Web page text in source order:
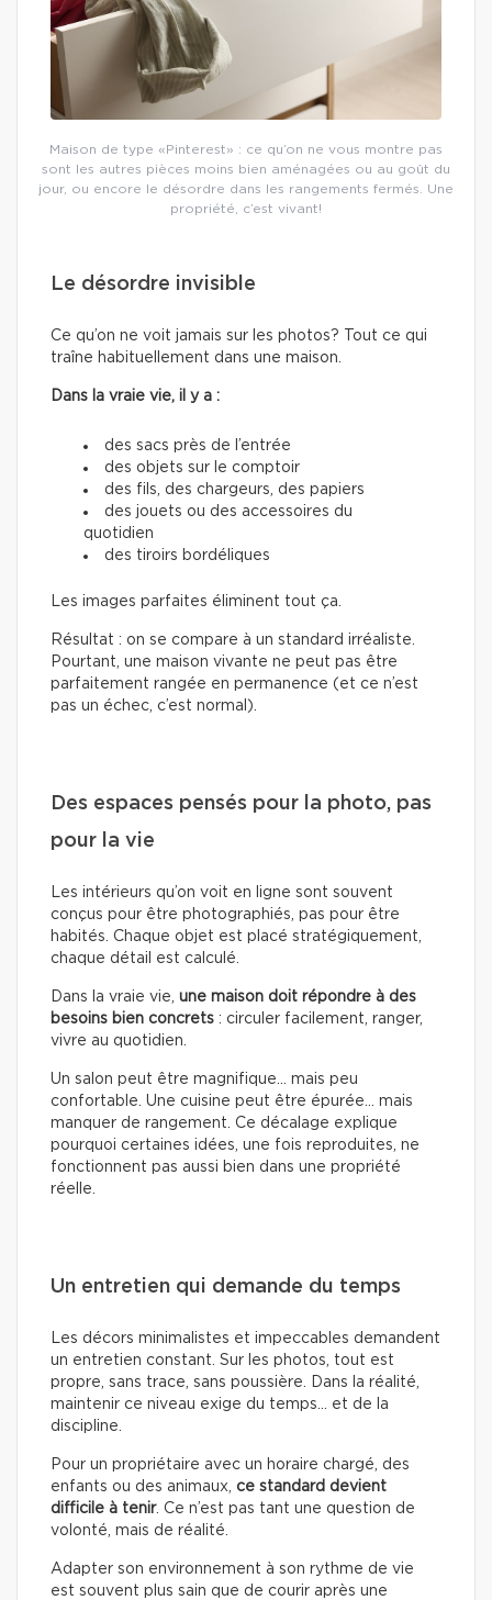
Maison de type «Pinterest» : ce qu’on ne vous montre pas
sont les autres pièces moins bien aménagées ou au goût du
jour, ou encore le désordre dans les rangements fermés. Une
propriété, c’est vivant!
Le désordre invisible
Ce qu’on ne voit jamais sur les photos? Tout ce qui
traîne habituellement dans une maison.
Dans la vraie vie, il y a :
des sacs près de l’entrée
des objets sur le comptoir
des fils, des chargeurs, des papiers
des jouets ou des accessoires du
quotidien
des tiroirs bordéliques
Les images parfaites éliminent tout ça.
Résultat : on se compare à un standard irréaliste.
Pourtant, une maison vivante ne peut pas être
parfaitement rangée en permanence (et ce n’est
pas un échec, c’est normal).
Des espaces pensés pour la photo, pas
pour la vie
Les intérieurs qu’on voit en ligne sont souvent
conçus pour être photographiés, pas pour être
habités. Chaque objet est placé stratégiquement,
chaque détail est calculé.
Dans la vraie vie, une maison doit répondre à des
besoins bien concrets : circuler facilement, ranger,
vivre au quotidien.
Un salon peut être magnifique… mais peu
confortable. Une cuisine peut être épurée… mais
manquer de rangement. Ce décalage explique
pourquoi certaines idées, une fois reproduites, ne
fonctionnent pas aussi bien dans une propriété
réelle.
Un entretien qui demande du temps
Les décors minimalistes et impeccables demandent
un entretien constant. Sur les photos, tout est
propre, sans trace, sans poussière. Dans la réalité,
maintenir ce niveau exige du temps… et de la
discipline.
Pour un propriétaire avec un horaire chargé, des
enfants ou des animaux, ce standard devient
difficile à tenir. Ce n’est pas tant une question de
volonté, mais de réalité.
Adapter son environnement à son rythme de vie
est souvent plus sain que de courir après une